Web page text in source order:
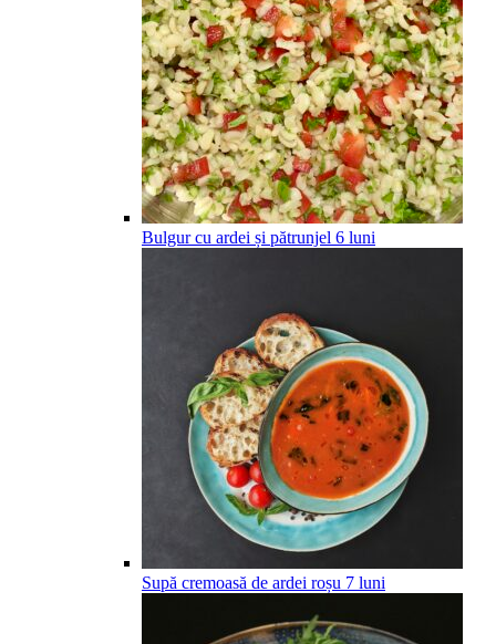
Bulgur cu ardei și pătrunjel 6 luni
Supă cremoasă de ardei roșu 7 luni